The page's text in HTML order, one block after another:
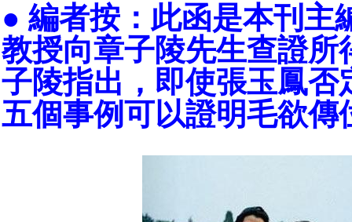
● 編者按：此函是本刊主
教授向章子陵先生查證所
子陵指出，即使張玉鳳否
五個事例可以證明毛欲傳